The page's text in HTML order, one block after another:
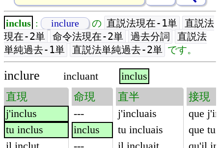
inclus : inclure の 直説法現在-1単
直説法
現在-2単
命令法現在-2単 過去分詞
直説法
単純過去-1単
直説法単純過去-2単 です。
inclure incluant
inclus
直現
j'inclus
tu inclus
命現
---
inclus
直半
j'incluais
tu incluais
接現
que
que tu